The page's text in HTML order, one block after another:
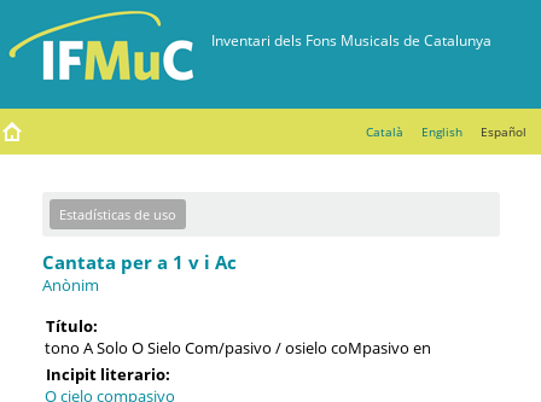
Català English Español
Estadísticas de uso
Cantata per a 1 v i Ac
Anònim
Título:
tono A Solo O Sielo Com/pasivo / osielo coMpasivo en
Incipit literario:
O cielo compasivo